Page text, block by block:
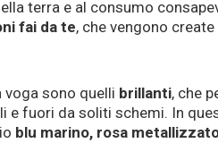
terra e al consumo
fai da te, che vengono
sono quelli brillanti, che
e fuori da soliti schemi. In
blu marino, rosa